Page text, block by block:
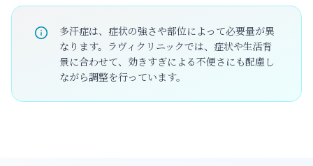
多汗症は、症状の強さや部位によって必要量が異
なります。ラヴィクリニックでは、症状や生活背
景に合わせて、効きすぎによる不便さにも配慮し
ながら調整を行っています。